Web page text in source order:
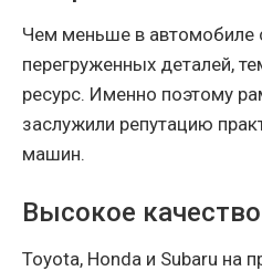
Чем меньше в автомобиле
перегруженных деталей,
ресурс. Именно поэтому
заслужили репутацию
машин.
Высокое
Toyota, Honda и Subaru на